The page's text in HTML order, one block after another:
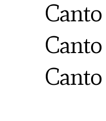
Canto
Canto
Canto